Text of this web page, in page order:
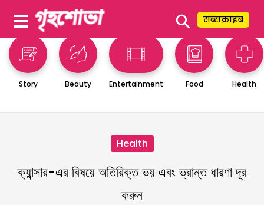
⚲ सब्सक्राइब
Story Beauty Entertainment Food Health
Health
ক্যান্সার-এর বিষয়ে অতিরিক্ত ভয় এবং ভ্রান্ত ধারণা দূর
করুন